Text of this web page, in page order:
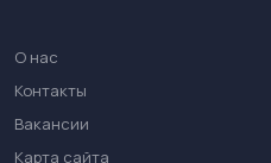
О нас
Контакты
Вакансии
Карта сайта